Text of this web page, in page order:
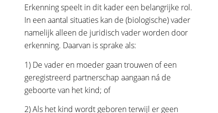
Erkenning speelt in dit kader een belangrijke rol.
In een aantal situaties kan de (biologische) vader
namelijk alleen de juridisch vader worden door
erkenning. Daarvan is sprake als:
1) De vader en moeder gaan trouwen of een
geregistreerd partnerschap aangaan ná de
geboorte van het kind; of
2) Als het kind wordt geboren terwijl er geen